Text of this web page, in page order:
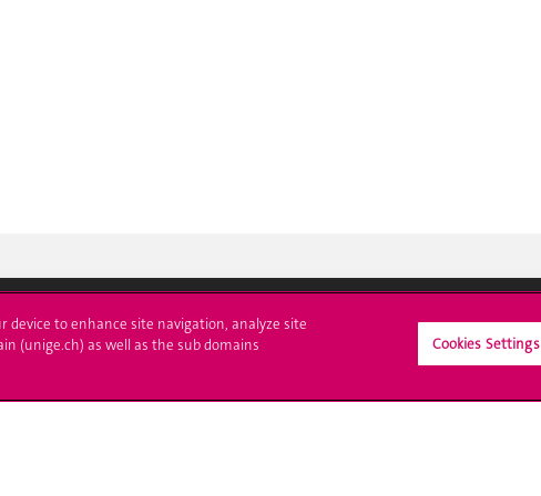
à l'UNIGE L'UNIGE vous informe
UNIGE Mobile
device to enhance site navigation, analyze site
(unige.ch) as well as the sub domains
Cookies Settings